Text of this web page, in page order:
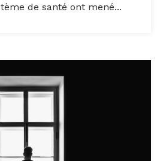
de santé ont mené...